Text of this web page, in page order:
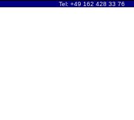
Tel: +49 162 428 33 76